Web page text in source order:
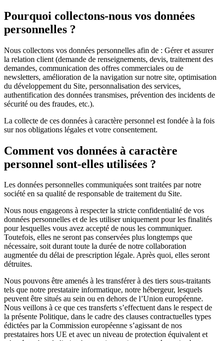
Pourquoi collectons-nous vos données
personnelles ?
Nous collectons vos données personnelles afin de : Gérer et assurer
la relation client (demande de renseignements, devis, traitement des
demandes, communication des offres commerciales ou de
newsletters, amélioration de la navigation sur notre site, optimisation
du développement du Site, personnalisation des services,
authentification des données transmises, prévention des incidents de
sécurité ou des fraudes, etc.).
La collecte de ces données à caractère personnel est fondée à la fois
sur nos obligations légales et votre consentement.
Comment vos données à caractère
personnel sont-elles utilisées ?
Les données personnelles communiquées sont traitées par notre
société en sa qualité de responsable de traitement du Site.
Nous nous engageons à respecter la stricte confidentialité de vos
données personnelles et de les utiliser uniquement pour les finalités
pour lesquelles vous avez accepté de nous les communiquer.
Toutefois, elles ne seront pas conservées plus longtemps que
nécessaire, soit durant toute la durée de notre collaboration
augmentée du délai de prescription légale. Après quoi, elles seront
détruites.
Nous pouvons être amenés à les transférer à des tiers sous-traitants
tels que notre prestataire informatique, notre hébergeur, lesquels
peuvent être situés au sein ou en dehors de l’Union européenne.
Nous veillons à ce que ces transferts s’effectuent dans le respect de
la présente Politique, dans le cadre des clauses contractuelles types
édictées par la Commission européenne s’agissant de nos
prestataires hors UE et avec un niveau de protection équivalent et